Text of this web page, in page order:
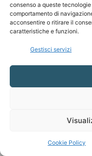
consenso a queste
comportamento di
acconsentire o ritirare il
caratteristiche e funzioni.
Gestisci servizi
Cookie Policy